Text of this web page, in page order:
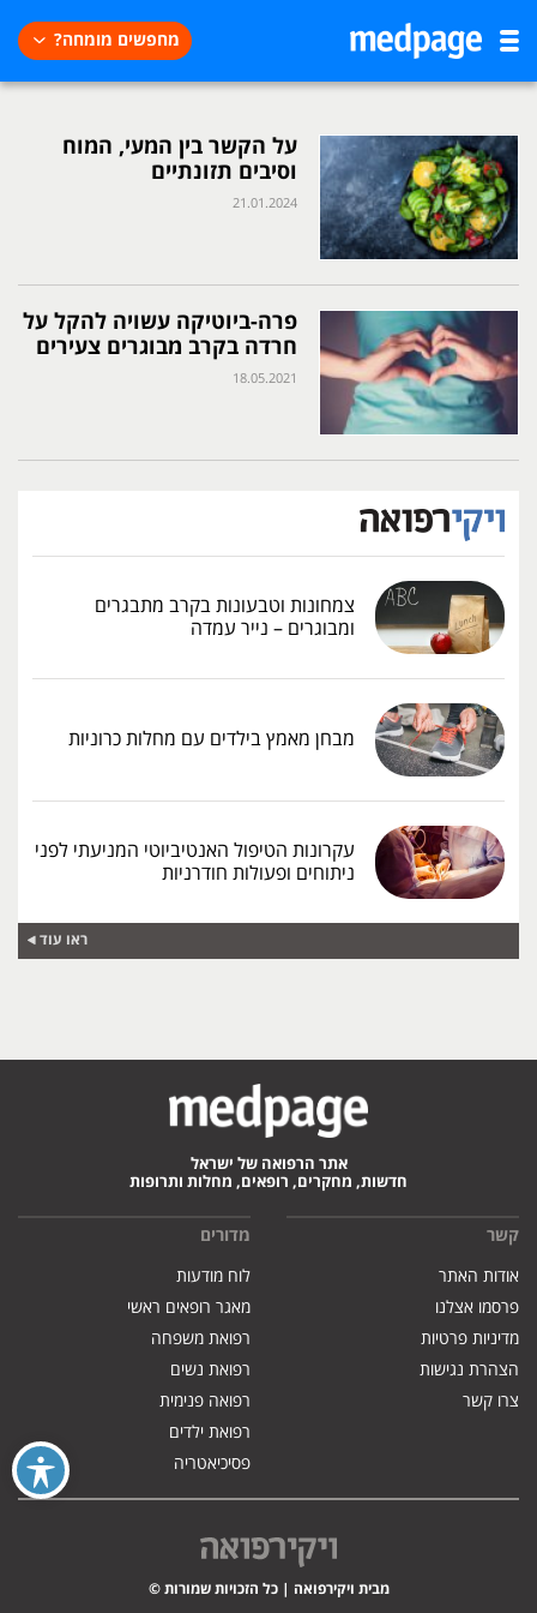
מחפשים מומחה?
על הקשר בין המעי, המוח
וסיבים תזונתיים
21.01.2024
פרה-ביוטיקה עשויה להקל על
חרדה בקרב מבוגרים צעירים
18.05.2021
צמחונות וטבעונות בקרב מתבגרים
ומבוגרים – נייר עמדה
מבחן מאמץ בילדים עם מחלות כרוניות
עקרונות הטיפול האנטיביוטי המניעתי לפני
ניתוחים ופעולות חודרניות
ראו עוד
אתר הרפואה של ישראל
חדשות, מחקרים, רופאים, מחלות ותרופות
קשר
אודות האתר
פרסמו אצלנו
מדיניות פרטיות
הצהרת נגישות
צרו קשר
מדורים
לוח מודעות
מאגר רופאים ראשי
רפואת משפחה
רפואת נשים
רפואה פנימית
רפואת ילדים
פסיכיאטריה
מבית ויקירפואה | כל הזכויות שמורות ©